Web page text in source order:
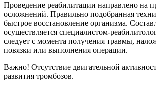
Проведение реабилитации направлено на
осложнений. Правильно подобранная
быстрое восстановление организма.
осуществляется специалистом-
следует с момента получения травмы,
повязки или выполнения операции.
Важно! Отсутствие двигательной
развития тромбозов.